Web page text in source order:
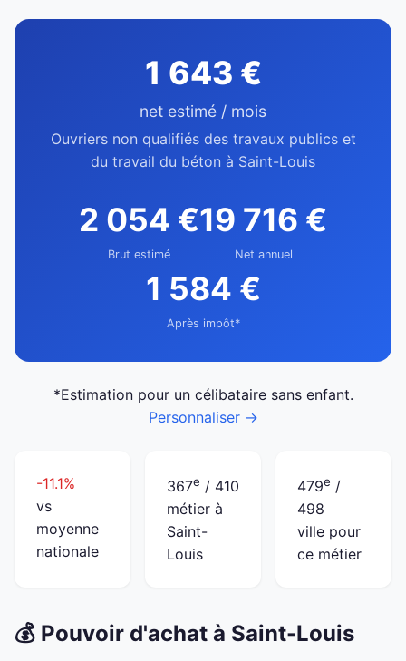
1 643 €
net estimé / mois
Ouvriers non qualifiés des travaux publics et
du travail du béton à Saint-Louis
2 054 €
Brut estimé
19 716 €
Net annuel
1 584 €
Après impôt*
*Estimation pour un célibataire sans enfant.
Personnaliser →
-11.1%
vs
moyenne
nationale
367e / 410
métier à
Saint-
Louis
479e /
498
ville pour
ce métier
💰 Pouvoir d'achat à Saint-Louis